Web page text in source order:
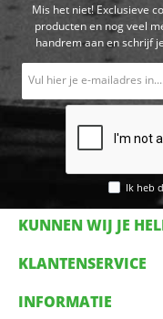
Mis het niet! Exclusieve
producten en nog veel
handrem aan en schrijf
Ik heb
KUNNEN WIJ JE
KLANTENSERVICE
INFORMATIE